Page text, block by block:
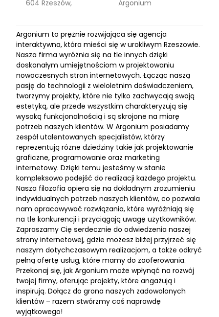
604 Rzeszów, Argonium
Argonium to prężnie rozwijająca się agencja
interaktywna, która mieści się w urokliwym Rzeszowie.
Nasza firma wyróżnia się na tle innych dzięki
doskonałym umiejętnościom w projektowaniu
nowoczesnych stron internetowych. Łącząc naszą
pasję do technologii z wieloletnim doświadczeniem,
tworzymy projekty, które nie tylko zachwycają swoją
estetyką, ale przede wszystkim charakteryzują się
wysoką funkcjonalnością i są skrojone na miarę
potrzeb naszych klientów. W Argonium posiadamy
zespół utalentowanych specjalistów, którzy
reprezentują różne dziedziny takie jak projektowanie
graficzne, programowanie oraz marketing
internetowy. Dzięki temu jesteśmy w stanie
kompleksowo podejść do realizacji każdego projektu.
Nasza filozofia opiera się na dokładnym zrozumieniu
indywidualnych potrzeb naszych klientów, co pozwala
nam opracowywać rozwiązania, które wyróżniają się
na tle konkurencji i przyciągają uwagę użytkowników.
Zapraszamy Cię serdecznie do odwiedzenia naszej
strony internetowej, gdzie możesz bliżej przyjrzeć się
naszym dotychczasowym realizacjom, a także odkryć
pełną ofertę usług, które mamy do zaoferowania.
Przekonaj się, jak Argonium może wpłynąć na rozwój
twojej firmy, oferując projekty, które angażują i
inspirują. Dołącz do grona naszych zadowolonych
klientów – razem stwórzmy coś naprawdę
wyjątkowego!